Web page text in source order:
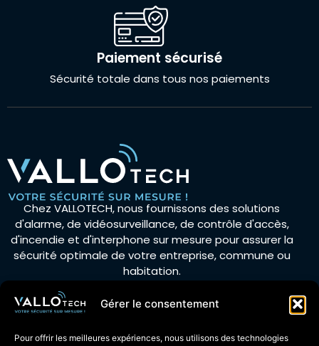
Gérer le consentement
Pour offrir les meilleures expériences, nous utilisons des technologies
Paiement sécurisé
Sécurité totale dans tous nos paiements
Chez VALLOTECH, nous fournissons des solutions
d'alarme, de vidéosurveillance, de contrôle d'accès,
d'incendie et d'interphone sur mesure pour assurer la
sécurité optimale de votre entreprise, commune ou
habitation.